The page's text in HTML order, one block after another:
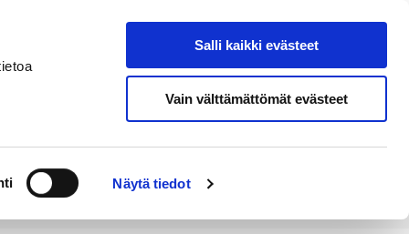
Näytä tiedot
Salli kaikki evästeet
Vain välttämättömät evästeet
Hae sivustolta